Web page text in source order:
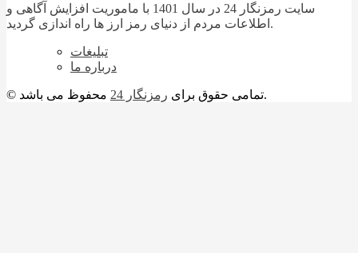
سایت رمزنگار 24 در سال 1401 با ماموریت افزایش آگاهی و
اطلاعات مردم از دنیای رمز ارز ها راه اندازی گردید.
تبلیغات
درباره ما
© تمامی حقوق برای رمزنگار 24 محفوظ می باشد.